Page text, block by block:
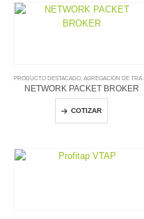
PRODUCTO DESTACADO, AGREGACION DE TRAFICO & INTELIGENCIA
NETWORK PACKET BROKER
COTIZAR